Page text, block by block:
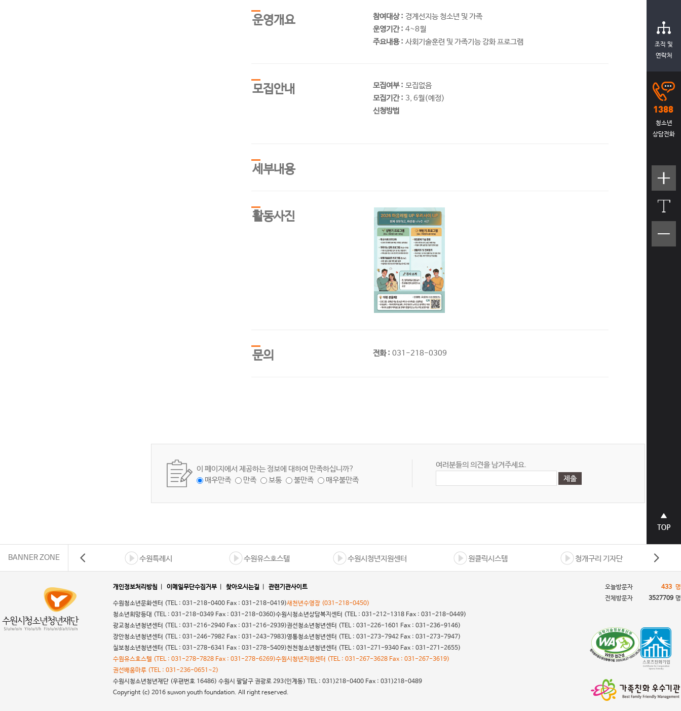
운영개요 참여대상 : 경계선지능 청소년 및 가족
운영기간 : 4~8월
주요내용 : 사회기술훈련 및 가족기능 강화 프로그램
모집안내 모집여부 : 모집없음
모집기간 : 3, 6월(예정)
신청방법
세부내용
활동사진
문의 전화 : 031-218-0309
이 페이지에서 제공하는 정보에 대하여 만족하십니까?
매우만족
만족 보통 불만족 매우불만족
여러분들의 의견을 남겨주세요.
조직 및
연락처
청소년
상담전화
텍스트
크기크
게
텍스트
크기작
상단으
로 바로
BANNER ZONE 수원특례시 수원유스호스텔 수원시청년지원센터 원클릭시스템 청개구리 기자단
개인정보처리방침 이메일무단수집거부 찾아오시는길 관련기관사이트
수원청소년문화센터 (TEL : 031-218-0400 Fax : 031-218-0419)새천년수영장 (031-218-0450)
청소년희망등대 (TEL : 031-218-0349 Fax : 031-218-0360)수원시청소년상담복지센터 (TEL : 031-212-1318 Fax : 031-218-0449)
광교청소년청년센터 (TEL : 031-216-2940 Fax : 031-216-2939)권선청소년청년센터 (TEL : 031-226-1601 Fax : 031-236-9146)
장안청소년청년센터 (TEL : 031-246-7982 Fax : 031-243-7983)영통청소년청년센터 (TEL : 031-273-7942 Fax : 031-273-7947)
칠보청소년청년센터 (TEL : 031-278-6341 Fax : 031-278-5409)천천청소년청년센터 (TEL : 031-271-9340 Fax : 031-271-2655)
수원유스호스텔 (TEL : 031-278-7828 Fax : 031-278-6269)수원시청년지원센터 (TEL : 031-267-3628 Fax : 031-267-3619)
권선배움마루 (TEL : 031-236-0651~2)
수원시청소년청년재단 (우편번호 16486) 수원시 팔달구 권광로 293(인계동) TEL : 031)218-0400 Fax : 031)218-0489
Copyright (c) 2016 suwon youth foundation. All right reserved.
오늘방문자 433 명
전체방문자
3527709 명